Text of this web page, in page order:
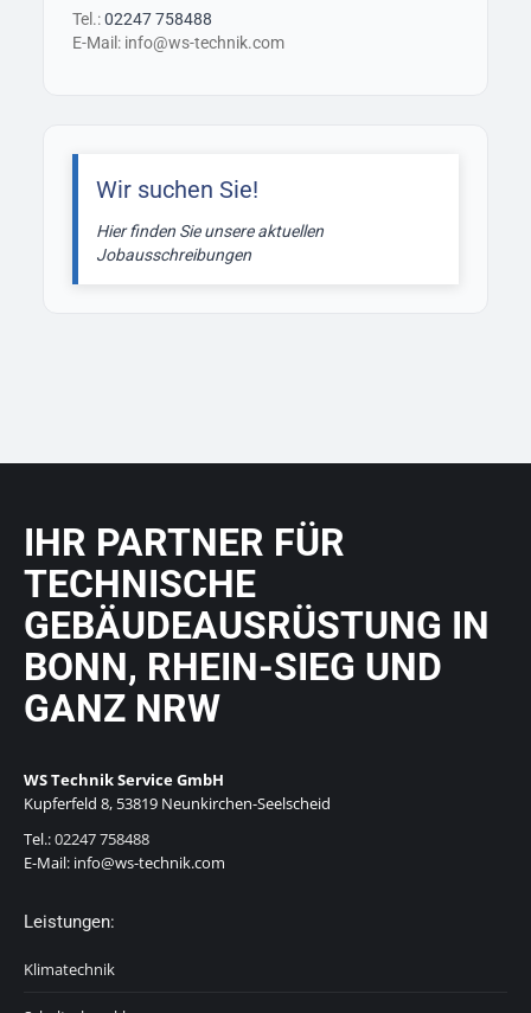
Tel.:02247 758488
E-Mail: info@ws-technik.com
Wir suchen Sie!
Hier finden Sie unsere aktuellen
Jobausschreibungen
IHR PARTNER FÜR
TECHNISCHE
GEBÄUDEAUSRÜSTUNG IN
BONN, RHEIN-SIEG UND
GANZ NRW
WS Technik Service GmbH
Kupferfeld 8, 53819 Neunkirchen-Seelscheid
Tel.:02247 758488
E-Mail: info@ws-technik.com
Leistungen:
Klimatechnik